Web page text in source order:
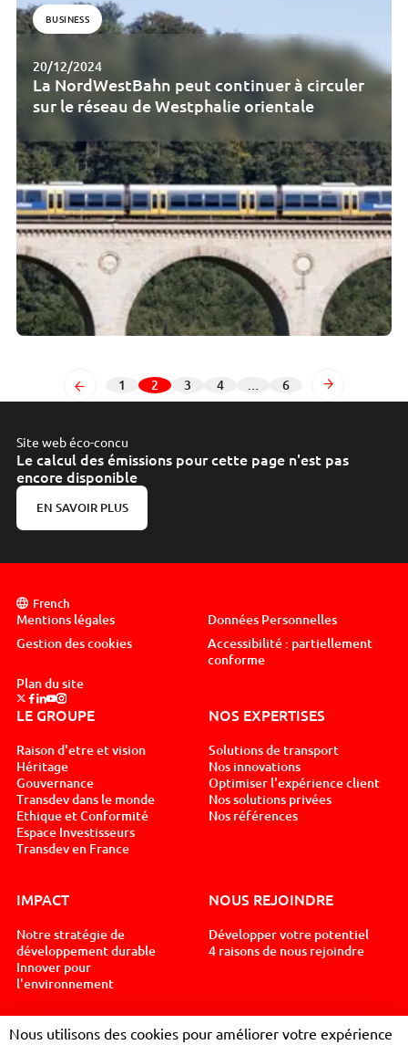
Nous utilisons des cookies pour améliorer votre expérience
BUSINESS
20/12/2024
La NordWestBahn peut continuer à circuler
sur le réseau de Westphalie orientale
Page
1
Page
2
Page
3
Page
4
Page
6 Suivant
Site web éco-concu
Le calcul des émissions pour cette page n'est pas
encore disponible
EN SAVOIR PLUS
French
Mentions légales
Données Personnelles
Gestion des cookies
Accessibilité : partiellement
conforme
Plan du site
Suivez nous sur x, nouvel onglet
Suivez nous sur facebook, nouvel onglet
Suivez nous sur linkedin, nouvel onglet
Suivez nous sur youtube, nouvel onglet
LE GROUPE
Raison d'etre et vision
Héritage
Gouvernance
Transdev dans le monde
Ethique et Conformité
Espace Investisseurs
Transdev en France
NOS EXPERTISES
Solutions de transport
Nos innovations
Optimiser l'expérience client
Nos solutions privées
Nos références
IMPACT
Notre stratégie de
développement durable
Innover pour
l'environnement
NOUS REJOINDRE
Développer votre potentiel
4 raisons de nous rejoindre
NEWSROOM CONTACT